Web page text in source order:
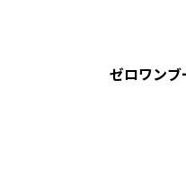
ゼロワン